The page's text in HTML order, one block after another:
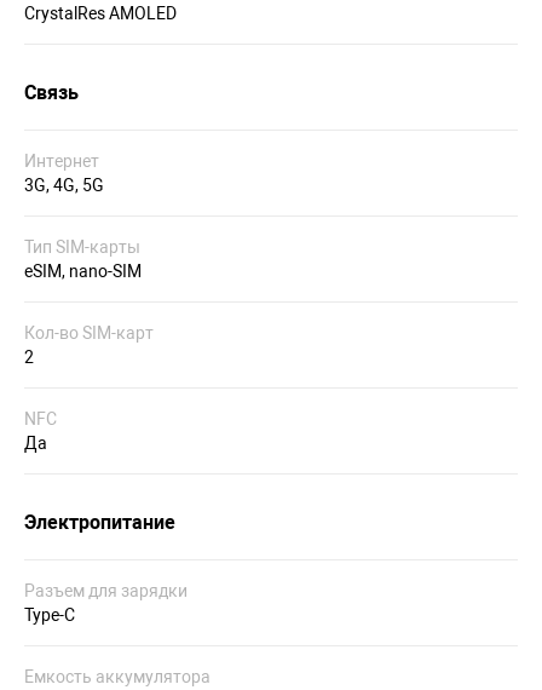
CrystalRes AMOLED
Связь
Интернет
3G, 4G, 5G
Тип SIM-карты
eSIM, nano-SIM
Кол-во SIM-карт
2
NFC
Да
Электропитание
Разъем для зарядки
Type-C
Емкость аккумулятора